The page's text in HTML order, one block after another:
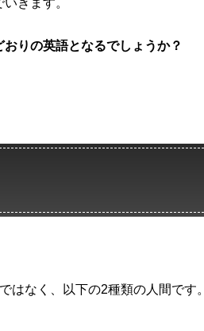
きます。
おりの英語となるでしょうか？
はなく、以下の2種類の人間です。